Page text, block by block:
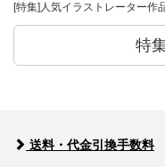
[特集]人気イラストレーター作
特
送料・代金引換手数料